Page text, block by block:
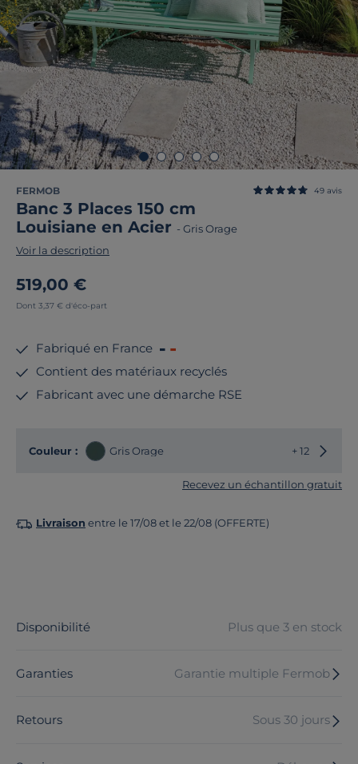
FERMOB
Banc 3 Places 150 cm
Louisiane en Acier - Gris Orage
49 avis
Voir la description
519,00 €
Dont 3,37 € d'éco-part
Fabriqué en France
Contient des matériaux recyclés
Fabricant avec une démarche RSE
Couleur : Gris Orage + 12
Recevez un échantillon gratuit
Livraison entre le 17/08 et le 22/08 (OFFERTE)
Disponibilité Plus que 3 en stock
Garanties Garantie multiple Fermob
Retours Sous 30 jours